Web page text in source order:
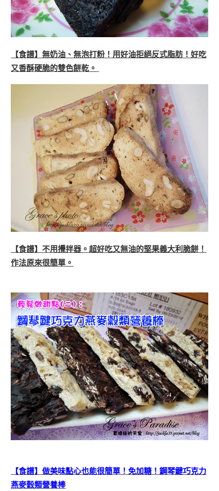
【食譜】無奶油、無泡打粉！用好油拒絕反式脂肪！好吃
又香酥硬脆的雙色餅乾。
【食譜】不用攪拌器。超好吃又無油的堅果義大利脆餅！
作法原來很簡單。
【食譜】做美味點心也能很簡單！免加糖！鋼琴鍵巧克力
燕麥穀類營養棒